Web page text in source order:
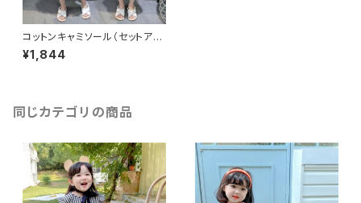
コットンキャミソール（セットアッ
プ）
¥1,844
同じカテゴリの商品